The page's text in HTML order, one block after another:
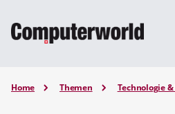
Home Themen Technologie